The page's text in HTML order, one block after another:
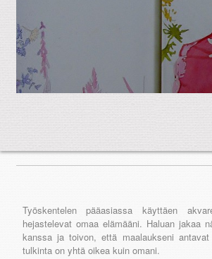
Työskentelen pääasiassa käyttäen
hejastelevat omaa elämääni. Haluan jakaa
kanssa ja toivon, että maalaukseni antavat
tulkinta on yhtä oikea kuin omani.